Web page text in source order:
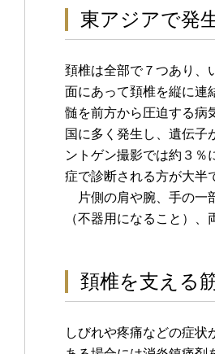
東アジアで発
頚椎は全部で７つあり、
面にあって頚椎を縦に連
髄を前方から圧迫する病
国に多く発生し、遺伝子
ントゲン撮影では約３％
症で診断される方が大半
片側の肩や腕、手の一
（不器用になること）
頚椎を支える
しびれや疼痛などの症